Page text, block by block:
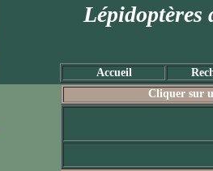
Lépidoptères
Accueil
Cliquer sur